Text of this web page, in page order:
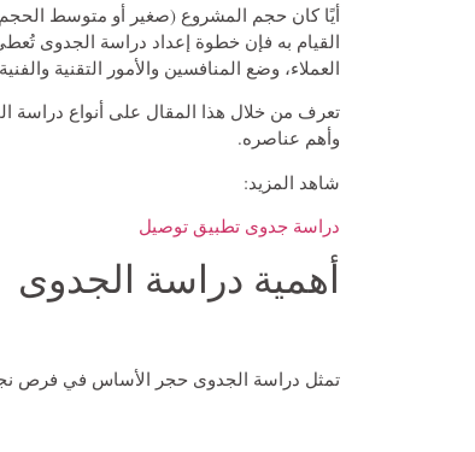
أيًا كان حجم المشروع (صغير أو متوسط
القيام به فإن خطوة إعداد دراسة الجدوى
العملاء، وضع المنافسين والأمور التقنية
تعرف من خلال هذا المقال على أنواع دراسة
وأهم عناصره.
شاهد المزيد:
دراسة جدوى تطبيق توصيل
أهمية دراسة الجدوى
تمثل دراسة الجدوى حجر الأساس في فرص